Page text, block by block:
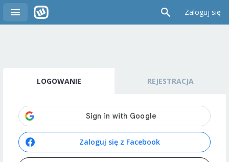
Zaloguj się
LOGOWANIE REJESTRACJA
Zaloguj się z Facebook